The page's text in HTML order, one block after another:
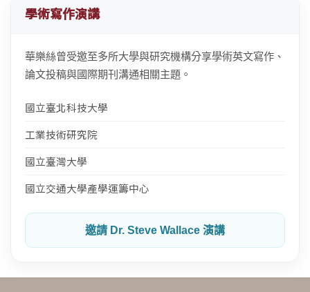
學術寫作演講
華樂絲曾受邀至多所大學與研究機構分享學術英文寫作、
論文投稿與國際期刊溝通相關主題。
國立臺北科技大學
工業技術研究院
國立臺灣大學
國立交通大學產學運籌中心
邀請 Dr. Steve Wallace 演講